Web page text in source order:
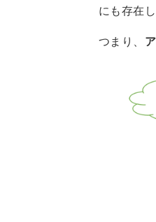
にも存在
つまり、